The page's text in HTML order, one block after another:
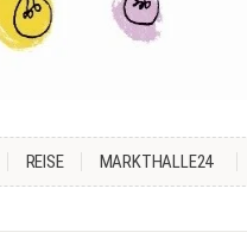
REISE MARKTHALLE24